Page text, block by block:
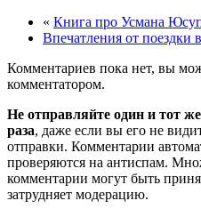
« Книга про Усмана
Впечатления от поездки
Комментариев пока нет, вы
комментатором.
Не отправляйте один и тот
раза, даже если вы его не
отправки. Комментарии
проверяются на антиспам.
комментарии могут быть
затрудняет модерацию.